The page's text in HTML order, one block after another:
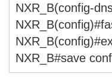
NXR_B(config-
NXR_B#save